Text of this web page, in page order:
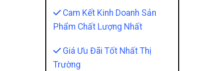
Cam Kết Kinh Doanh Sản
Phẩm Chất Lượng Nhất
Giá Ưu Đãi Tốt Nhất Thị
Trường